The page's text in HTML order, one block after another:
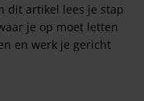
dit artikel lees je stap
je op moet letten
en werk je gericht